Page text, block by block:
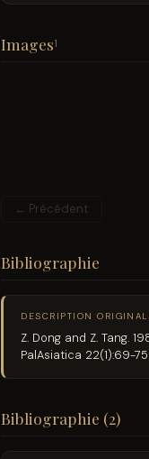
Images1
← Précédent
Bibliographie
DESCRIPTION
Z. Dong and Z. Tang.
PalAsiatica 22(1):69-75
Bibliographie (2)